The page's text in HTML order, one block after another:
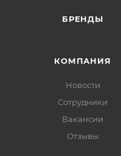
БРЕНДЫ
КОМПАНИЯ
Новости
Сотрудники
Вакансии
Отзывы